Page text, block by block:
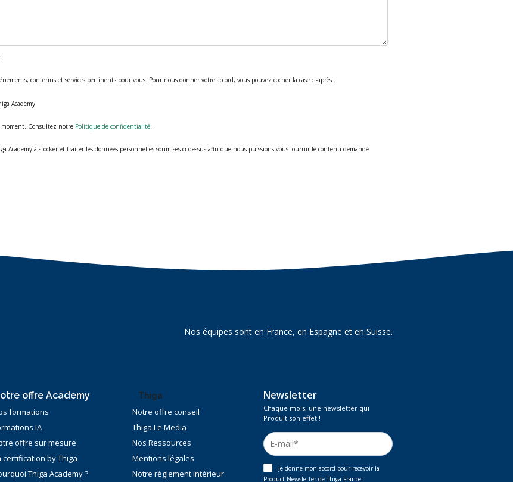
contenus et services pertinents pour vous. Pour nous donner votre accord, vous pouvez cocher la case ci-après :
Academy
moment. Consultez notre Politique de confidentialité.
Academy à stocker et traiter les données personnelles soumises ci-dessus afin que nous puissions vous fournir le contenu demandé.
Nos équipes sont en France, en Espagne et en Suisse.
offre Academy
formations
IA
offre sur mesure
certification by Thiga
Thiga Academy ?
Thiga
Notre offre conseil
Thiga Le Media
Nos Ressources
Mentions légales
Notre règlement intérieur
Newsletter
Chaque mois, une newsletter qui
Produit son effet !
Je donne mon accord pour recevoir la
Product Newsletter de Thiga France.